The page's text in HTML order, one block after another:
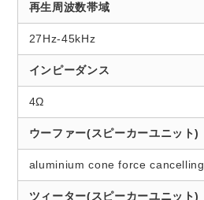
再生周波数帯域
27Hz-45kHz
インピーダンス
4Ω
ウーファー(スピーカーユニット)
aluminium cone force cancelling
ツィーター(スピーカーユニット)